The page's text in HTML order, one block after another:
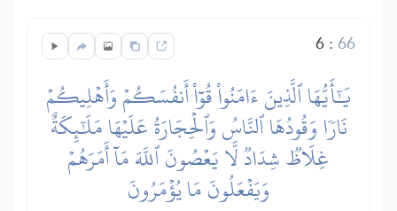
6:66
يَٰٓأَيُّهَا ٱلَّذِينَ ءَامَنُواْ قُوٓاْ أَنفُسَكُمۡ وَأَهۡلِيكُمۡ
نَارٗا وَقُودُهَا ٱلنَّاسُ وَٱلۡحِجَارَةُ عَلَيۡهَا مَلَٰٓئِكَةٌ
غِلَاظٞ شِدَادٞ لَّا يَعۡصُونَ ٱللَّهَ مَآ أَمَرَهُمۡ
وَيَفۡعَلُونَ مَا يُؤۡمَرُونَ